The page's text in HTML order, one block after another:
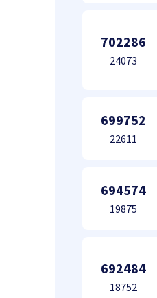
702286
24073
699752
22611
694574
19875
692484
18752